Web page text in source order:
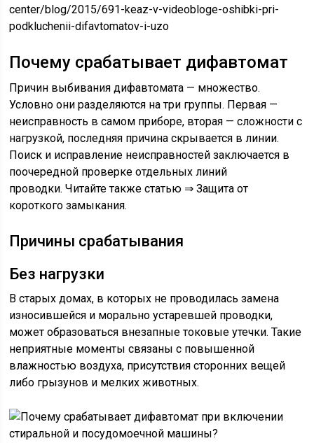
center/blog/2015/691-keaz-v-videobloge-oshibki-pri-
podkluchenii-difavtomatov-i-uzo
Почему срабатывает дифавтомат
Причин выбивания дифавтомата — множество.
Условно они разделяются на три группы. Первая —
неисправность в самом приборе, вторая — сложности с
нагрузкой, последняя причина скрывается в линии.
Поиск и исправление неисправностей заключается в
поочередной проверке отдельных линий
проводки. Читайте также статью ⇒ Защита от
короткого замыкания.
Причины срабатывания
Без нагрузки
В старых домах, в которых не проводилась замена
износившейся и морально устаревшей проводки,
может образоваться внезапные токовые утечки. Такие
неприятные моменты связаны с повышенной
влажностью воздуха, присутствия сторонних вещей
либо грызунов и мелких животных.